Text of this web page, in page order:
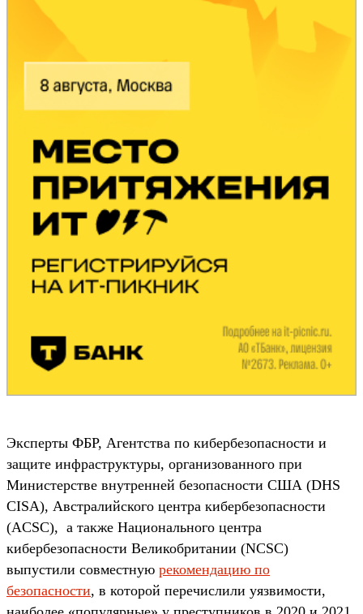
Эксперты ФБР, Агентства по кибербезопасности и
защите инфраструктуры, организованного при
Министерстве внутренней безопасности США (DHS
CISA), Австралийского центра кибербезопасности
(ACSC), а также Национального центра
кибербезопасности Великобритании (NCSC)
выпустили совместную рекомендацию по
безопасности, в которой перечислили уязвимости,